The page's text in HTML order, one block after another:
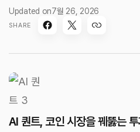
Updated on7월 26, 2026
SHARE
AI 퀀트, 코인 시장을 꿰뚫는